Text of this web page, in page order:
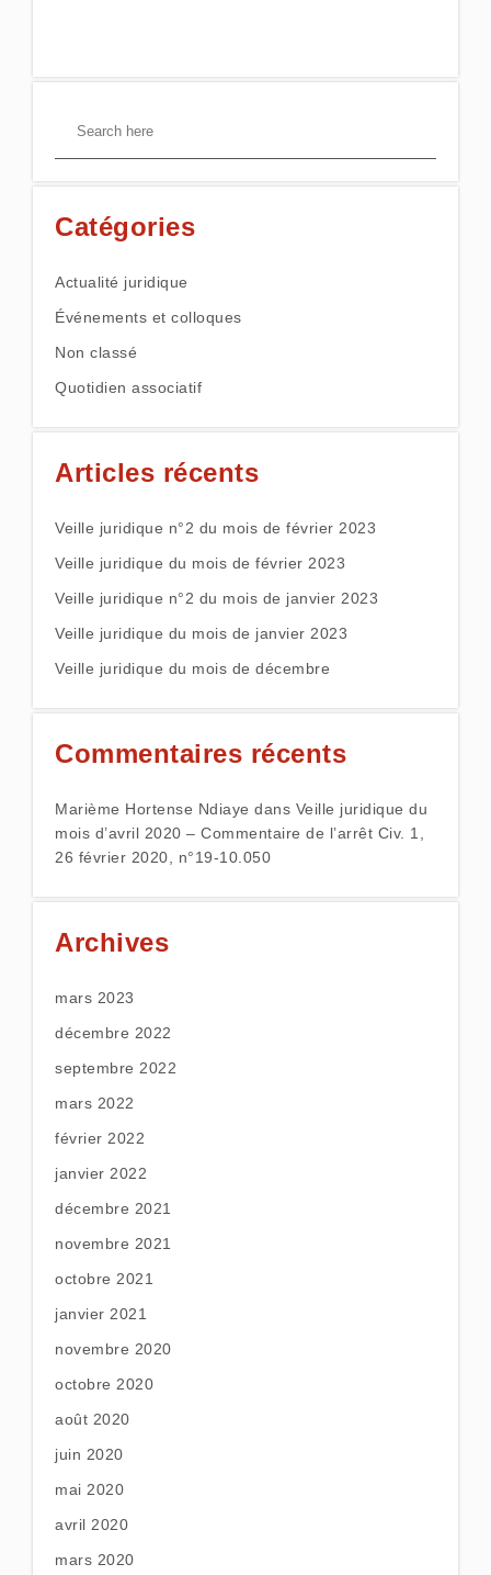
Catégories
Actualité juridique
Événements et colloques
Non classé
Quotidien associatif
Articles récents
Veille juridique n°2 du mois de février 2023
Veille juridique du mois de février 2023
Veille juridique n°2 du mois de janvier 2023
Veille juridique du mois de janvier 2023
Veille juridique du mois de décembre
Commentaires récents
Marième Hortense Ndiaye dans Veille juridique du
mois d’avril 2020 – Commentaire de l’arrêt Civ. 1,
26 février 2020, n°19-10.050
Archives
mars 2023
décembre 2022
septembre 2022
mars 2022
février 2022
janvier 2022
décembre 2021
novembre 2021
octobre 2021
janvier 2021
novembre 2020
octobre 2020
août 2020
juin 2020
mai 2020
avril 2020
mars 2020